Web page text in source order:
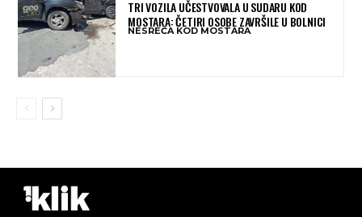
TRI VOZILA UČESTVOVALA U SUDARU KOD
MOSTARA: ČETIRI OSOBE ZAVRŠILE U BOLNICI
NESREĆA KOD MOSTARA